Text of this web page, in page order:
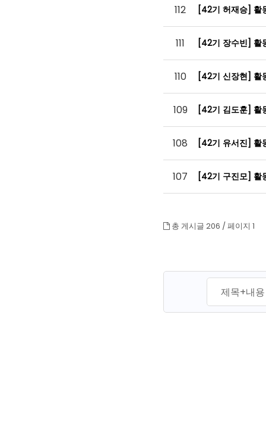
112 [42기 허재승] 활
111 [42기 장수빈] 활
110 [42기 신장현] 활
109 [42기 김도훈] 활
108 [42기 유서진] 활
107 [42기 구진모] 활
총 게시글 206 /페이지 1